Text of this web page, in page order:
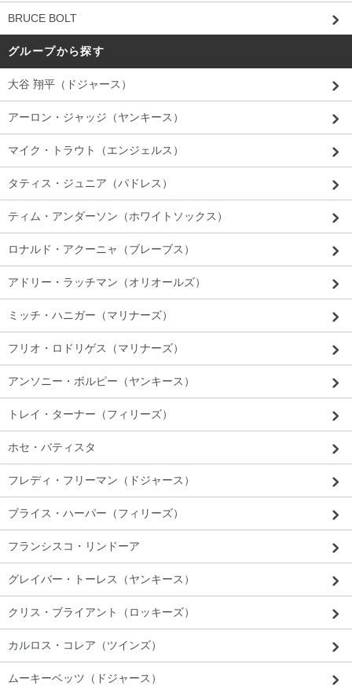
BRUCE BOLT
グループから探す
大谷 翔平（ドジャース）
アーロン・ジャッジ（ヤンキース）
マイク・トラウト（エンジェルス）
タティス・ジュニア（パドレス）
ティム・アンダーソン（ホワイトソックス）
ロナルド・アクーニャ（ブレーブス）
アドリー・ラッチマン（オリオールズ）
ミッチ・ハニガー（マリナーズ）
フリオ・ロドリゲス（マリナーズ）
アンソニー・ボルピー（ヤンキース）
トレイ・ターナー（フィリーズ）
ホセ・バティスタ
フレディ・フリーマン（ドジャース）
ブライス・ハーパー（フィリーズ）
フランシスコ・リンドーア
グレイバー・トーレス（ヤンキース）
クリス・ブライアント（ロッキーズ）
カルロス・コレア（ツインズ）
ムーキーベッツ（ドジャース）